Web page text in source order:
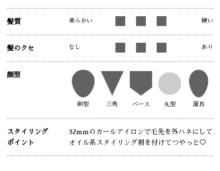
髪質 柔らかい 硬い
髪のクセ なし あり
顔型
卵型 三角 ベース 丸型 面長
スタイリング
ポイント
32mmのカールアイロンで毛先を外ハネにして
オイル系スタイリング剤を付けてつやっと♡